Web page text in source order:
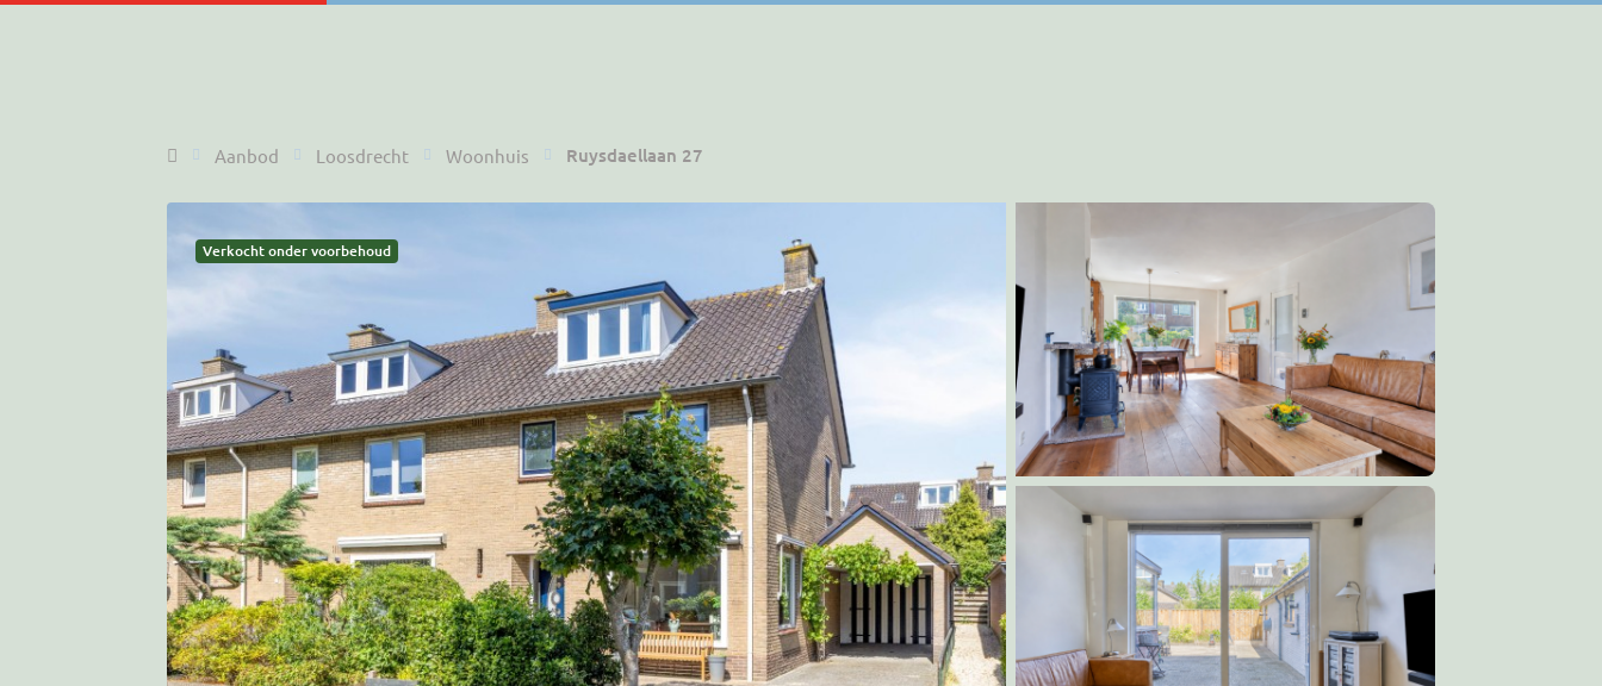
HomeAanbod Loosdrecht Woonhuis Ruysdaellaan 27
Verkocht onder voorbehoud